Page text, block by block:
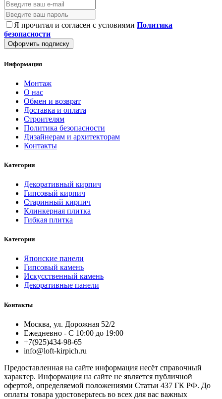
Я прочитал и согласен с условиями Политика
безопасности
Оформить подписку
Информация
Монтаж
О нас
Обмен и возврат
Доставка и оплата
Строителям
Политика безопасности
Дизайнерам и архитекторам
Контакты
Категории
Декоративный кирпич
Гипсовый кирпич
Старинный кирпич
Клинкерная плитка
Гибкая плитка
Категории
Японские панели
Гипсовый камень
Искусственный камень
Декоративные панели
Контакты
Москва, ул. Дорожная 52/2
Ежедневно - С 10:00 до 19:00
+7(925)434-98-65
info@loft-kirpich.ru
Предоставленная на сайте информация несёт справочный
характер. Информация на сайте не является публичной
офертой, определяемой положениями Статьи 437 ГК РФ. До
оплаты товара удостоверьтесь во всех для вас важных